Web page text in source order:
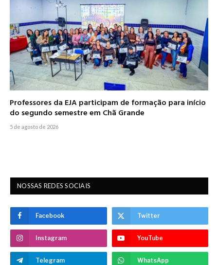
Professores da EJA participam de formação para início
do segundo semestre em Chã Grande
5 de agosto de 2026
NOSSAS REDES SOCIAIS
Facebook Twitter
Instagram YouTube
Telegram WhatsApp